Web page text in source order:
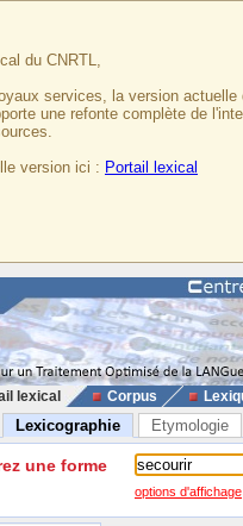
du CNRTL,
services, la version
une refonte complète de
version ici : Portail lexical
lexical Corpus
Lexicographie Etymologie
une forme
options d'affichage